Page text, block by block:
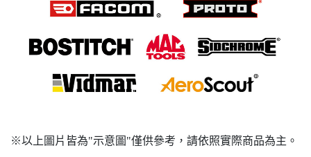
※以上圖片皆為"示意圖"僅供參考，請依照實際商品為主。